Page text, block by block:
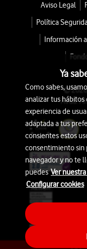
Aviso Legal
Política
Información
© 2026
Avda.
Ya
Como sabes,
analizar tus
experiencia de
adaptada a tus
consientes estos
consentimiento sin
navegador y no te
puedesVer
Configurar cookies